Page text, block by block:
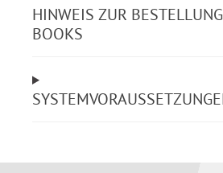
Videokonferenz
HINWEIS ZUR
BOOKS